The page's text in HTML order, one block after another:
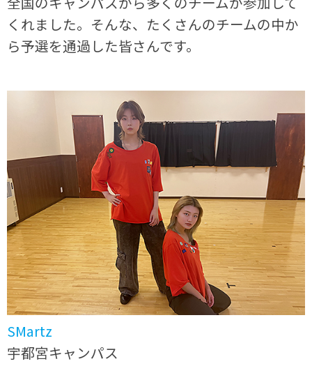
くれました。そんな、たくさんのチームの中か
ら予選を通過した皆さんです。
SMartz
宇都宮キャンパス